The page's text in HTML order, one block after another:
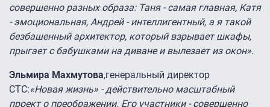
совершенно разных образа: Таня - самая главная, Катя
- эмоциональная, Андрей - интеллигентный, а я такой
безбашенный архитектор, который взрывает шкафы,
прыгает с бабушками на диване и вылезает из окон».
Эльмира Махмутова,генеральный директор
СТС:«Новая жизнь» - действительно масштабный
проект о преображении. Его участники - совершенно